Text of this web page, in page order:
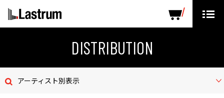
LABEL PRODUCTS
DISTRIBUTION
アーティスト別表示